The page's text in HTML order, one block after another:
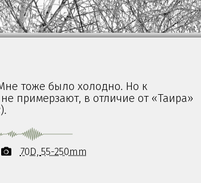
тоже было холодно. Но к
примерзают, в отличие от «Таира»
70D 55-250mm